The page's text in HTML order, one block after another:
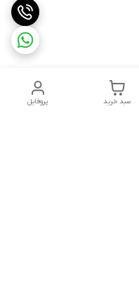
پروفایل سبد خرید